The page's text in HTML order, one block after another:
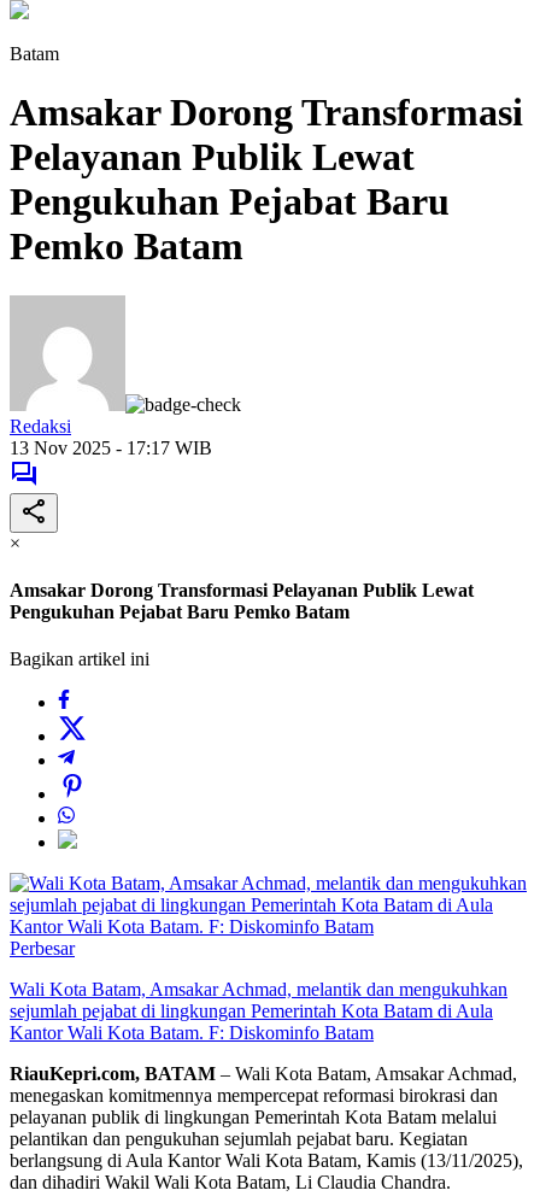
Batam
Amsakar Dorong Transformasi
Pelayanan Publik Lewat
Pengukuhan Pejabat Baru
Pemko Batam
Redaksi
13 Nov 2025 - 17:17 WIB
×
Amsakar Dorong Transformasi Pelayanan Publik Lewat
Pengukuhan Pejabat Baru Pemko Batam
Bagikan artikel ini
Perbesar
Wali Kota Batam, Amsakar Achmad, melantik dan mengukuhkan
sejumlah pejabat di lingkungan Pemerintah Kota Batam di Aula
Kantor Wali Kota Batam. F: Diskominfo Batam
RiauKepri.com, BATAM – Wali Kota Batam, Amsakar Achmad,
menegaskan komitmennya mempercepat reformasi birokrasi dan
pelayanan publik di lingkungan Pemerintah Kota Batam melalui
pelantikan dan pengukuhan sejumlah pejabat baru. Kegiatan
berlangsung di Aula Kantor Wali Kota Batam, Kamis (13/11/2025),
dan dihadiri Wakil Wali Kota Batam, Li Claudia Chandra.